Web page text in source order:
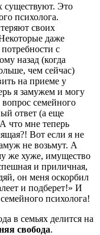
существуют. Это
психолога.
своих
даже
с
назад (когда
чем сейчас)
на приеме у
я замужем и могу
семейного
ответ (а еще
что мне теперь
Вот если я не
не возьмут. А
же хуже, имущество
и приличная,
он меня оскорбил
и подберет!» И
психолога!
в семьях делится на
свобода.